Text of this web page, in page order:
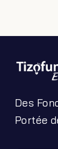
Des
Portée